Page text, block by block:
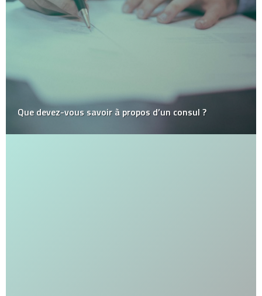
Que devez-vous savoir à propos d’un consul ?